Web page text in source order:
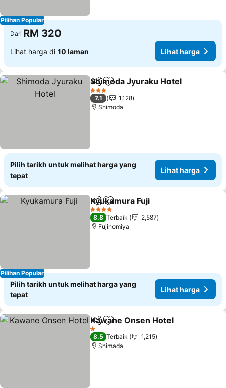
Pilihan Popular
Dari RM 320
Lihat harga di 10 laman Lihat harga
KongsiTambah ke favorit
Shimoda Jyuraku Hotel
3 Bintang
7.1
1,128
Shimoda
Pilih tarikh untuk melihat harga yang
tepat
Lihat harga
Pilihan Popular
KongsiTambah ke favorit
Kyukamura Fuji
4 Bintang
8.8 Terbaik
2,587
Fujinomiya
Pilih tarikh untuk melihat harga yang
tepat
Lihat harga
KongsiTambah ke favorit
Kawane Onsen Hotel
1 Bintang
8.5 Terbaik
1,215
Shimada